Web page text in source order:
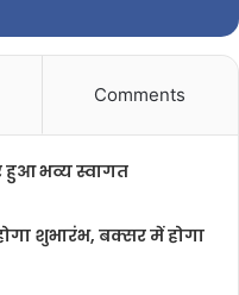
Comments
भव्य स्वागत
शुभारंभ, बक्सर में होगा